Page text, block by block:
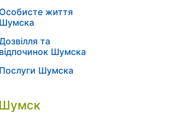
Особисте життя
Шумска
та
відпочинок Шумска
Послуги Шумска
Шумск